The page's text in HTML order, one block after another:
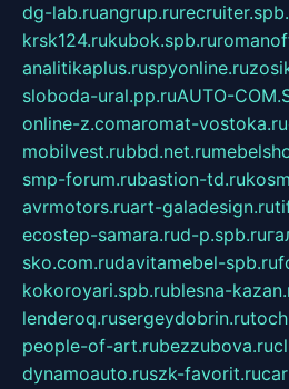
dg-lab.ruangrup.ru
krsk124.rukubok.spb.ru
analitikaplus.ruspyonline.ru
sloboda-ural.pp.ruAUTO-
online-z.comaromat-vostoka.ru
mobilvest.rubbd.net.ru
smp-forum.rubastion-td.ru
avrmotors.ruart-galadesign.ru
ecostep-samara.rud-p.spb.ru
sko.com.rudavitamebel-spb.ru
kokoroyari.spb.rublesna-
lenderoq.rusergeydobrin.ru
people-of-art.rubezzubova.ru
dynamoauto.ruszk-favorit.ru